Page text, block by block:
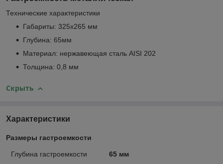
Технические характеристики
Габариты: 325х265 мм
Глубина: 65мм
Материал: нержавеющая сталь AISI 202
Толщина: 0,8 мм
Скрыть
Характеристики
Размеры гастроемкости
Глубина гастроемкости
65 мм